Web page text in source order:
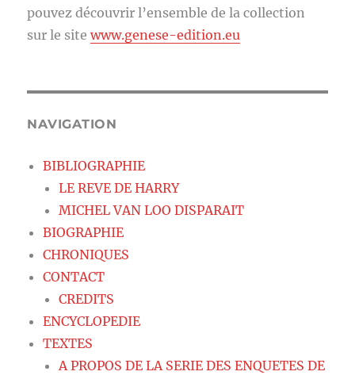
pouvez découvrir l’ensemble de la collection
sur le sitewww.genese-edition.eu
NAVIGATION
BIBLIOGRAPHIE
LE REVE DE HARRY
MICHEL VAN LOO DISPARAIT
BIOGRAPHIE
CHRONIQUES
CONTACT
CREDITS
ENCYCLOPEDIE
TEXTES
A PROPOS DE LA SERIE DES ENQUETES DE